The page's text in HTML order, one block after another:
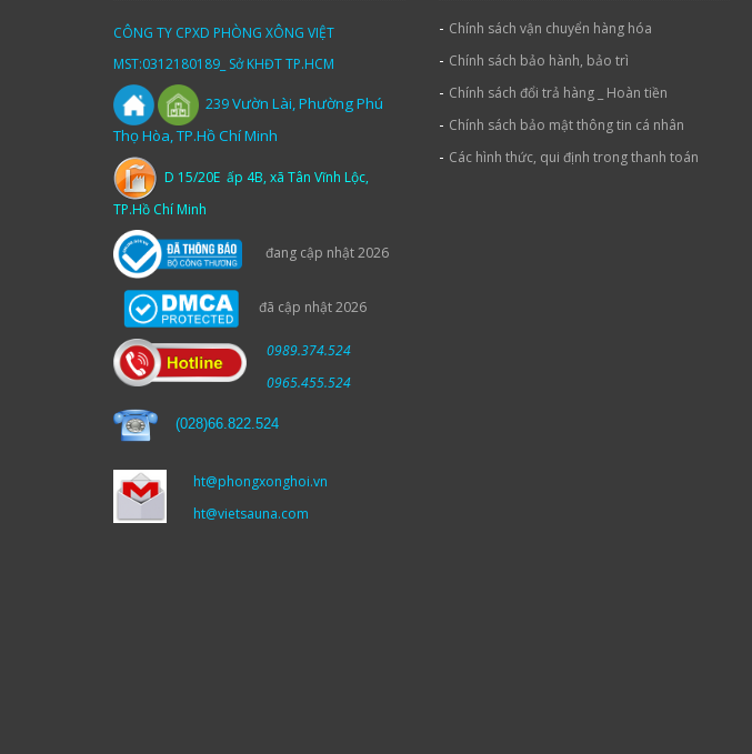
CÔNG TY CPXD PHÒNG XÔNG VIỆT
MST:0312180189_ Sở KHĐT TP.HCM
239Vườn Lài,Phường Phú
Thọ Hòa, TP.Hồ Chí Minh
D 15/20E ấp 4B, xã Tân Vĩnh Lộc,
TP.Hồ Chí Minh
đang cập nhật 2026
đã cập nhật 2026
0989.374.524
0965.455.524
(028)66.822.524
ht@phongxonghoi.vn
ht@vietsauna.com
- Chính sách vận chuyển hàng hóa
- Chính sách bảo hành, bảo trì
- Chính sách đổi trả hàng _ Hoàn tiền
- Chính sách bảo mật thông tin cá nhân
- Các hình thức, qui định trong thanh toán